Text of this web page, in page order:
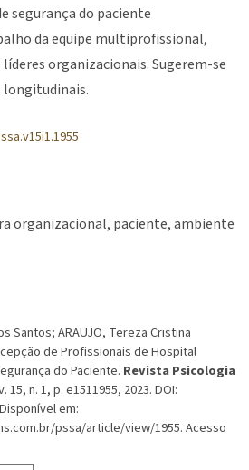
organizacional paciente ambiente
Santos; ARAUJO, Tereza Cristina
de Profissionais de Hospital
do Paciente. Revista Psicologia
15, n. 1, p. e1511955, 2023. DOI:
em:
pssa/article/view/1955. Acesso
segurança do paciente
da equipe multiprofissional,
organizacionais. Sugerem-se